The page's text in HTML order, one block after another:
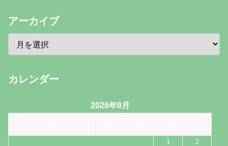
アーカイブ
カレンダー
2026年8月
1
2